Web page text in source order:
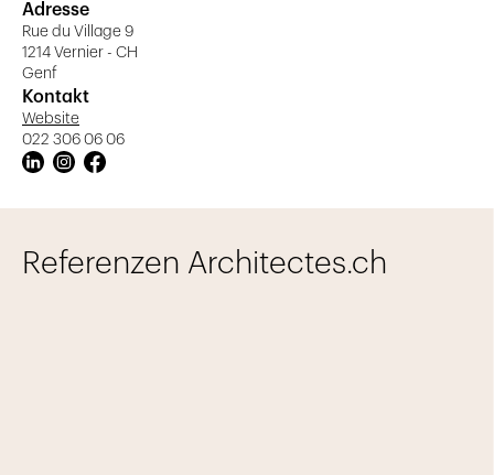
Adresse
Rue du Village 9
1214 Vernier - CH
Genf
Kontakt
Website
022 306 06 06
Referenzen Architectes.ch